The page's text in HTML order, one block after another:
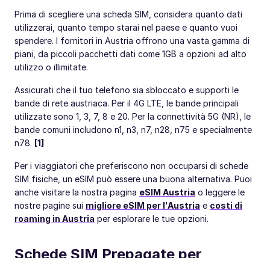
Prima di scegliere una scheda SIM, considera quanto dati
utilizzerai, quanto tempo starai nel paese e quanto vuoi
spendere. I fornitori in Austria offrono una vasta gamma di
piani, da piccoli pacchetti dati come 1GB a opzioni ad alto
utilizzo o illimitate.
Assicurati che il tuo telefono sia sbloccato e supporti le
bande di rete austriaca. Per il 4G LTE, le bande principali
utilizzate sono 1, 3, 7, 8 e 20. Per la connettività 5G (NR), le
bande comuni includono n1, n3, n7, n28, n75 e specialmente
n78. [1]
Per i viaggiatori che preferiscono non occuparsi di schede
SIM fisiche, un eSIM può essere una buona alternativa. Puoi
anche visitare la nostra pagina eSIM Austria o leggere le
nostre pagine sui migliore eSIM per l'Austria e costi di
roaming in Austria per esplorare le tue opzioni.
Schede SIM Prepagate per